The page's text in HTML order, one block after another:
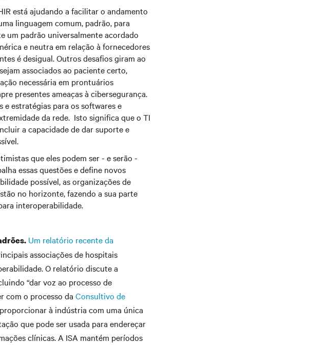
está ajudando a facilitar o andamento
linguagem comum, padrão, para
um padrão universalmente acordado
e neutra em relação à fornecedores
é desigual. Outros desafios giram ao
associados ao paciente certo,
necessária em prontuários
presentes ameaças à cibersegurança.
estratégias para os softwares e
da rede. Isto significa que o TI
a capacidade de dar suporte e
que eles podem ser - e serão -
essas questões e define novos
possível, as organizações de
no horizonte, fazendo a sua parte
interoperabilidade.
Um relatório recente da
associações de hospitais
O relatório discute a
“dar voz ao processo de
com o processo da Consultivo de
à indústria com uma única
que pode ser usada para endereçar
clínicas. A ISA mantém períodos